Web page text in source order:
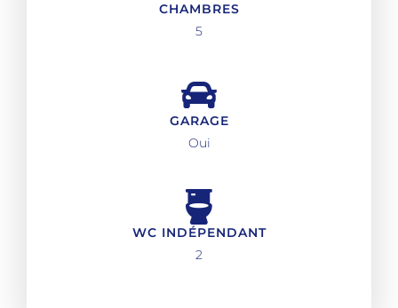
CHAMBRES
5
GARAGE
Oui
WC INDÉPENDANT
2